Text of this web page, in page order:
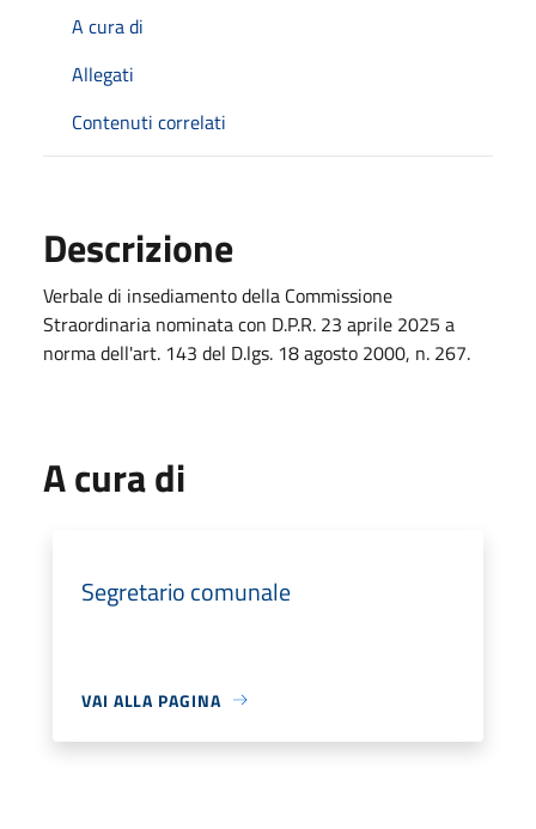
A cura di
Allegati
Contenuti correlati
Descrizione
Verbale di insediamento della Commissione
Straordinaria nominata con D.P.R. 23 aprile 2025 a
norma dell'art. 143 del D.lgs. 18 agosto 2000, n. 267.
A cura di
Segretario comunale
VAI ALLA PAGINA